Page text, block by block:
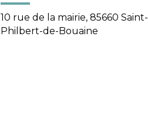
10 rue de la mairie, 85660 Saint-
Philbert-de-Bouaine